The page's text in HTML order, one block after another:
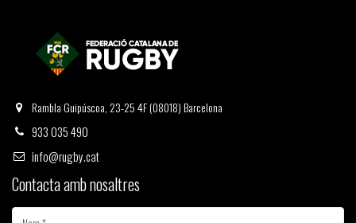
Rambla Guipúscoa, 23-25 4F (08018) Barcelona
933 035 490
info@rugby.cat
Contacta amb nosaltres